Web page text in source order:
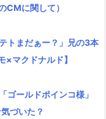
CMに関して）
トまだぁー？」兄の3本
マクドナルド】
ゴールドポインコ様」
づいた？